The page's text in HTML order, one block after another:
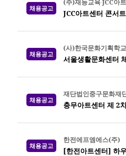
채용공고
(주)재능교육 JCC아
JCC아트센터 콘서
채용공고
(사)한국문화기획학교
서울생활문화센터
채용공고
재단법인중구문화재
충무아트센터 제 2
채용공고
한전에프엠에스(주)
[한전아트센터] 하